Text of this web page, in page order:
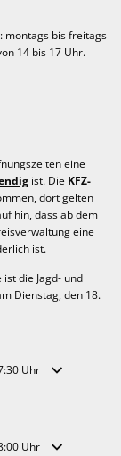
montags bis freitags
14 bis 17 Uhr.
eine
ist. Die KFZ-
dort gelten
hin, dass ab dem
eine
ist.
die Jagd- und
Dienstag, den 18.
auszublenden
Uhr
auszublenden
Uhr